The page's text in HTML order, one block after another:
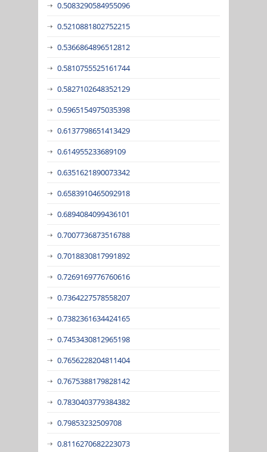
0.5083290584955096
0.5210881802752215
0.5366864896512812
0.5810755525161744
0.5827102648352129
0.5965154975035398
0.6137798651413429
0.614955233689109
0.6351621890073342
0.6583910465092918
0.6894084099436101
0.7007736873516788
0.7018830817991892
0.7269169776760616
0.7364227578558207
0.7382361634424165
0.7453430812965198
0.7656228204811404
0.7675388179828142
0.7830403779384382
0.79853232509708
0.8116270682223073